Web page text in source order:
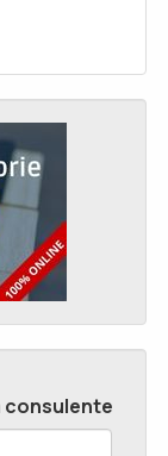
consulente